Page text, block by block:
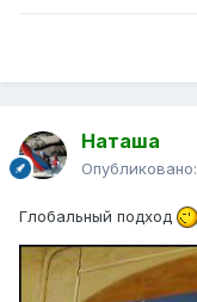
Наташа
Опубликовано:
Глобальный подход